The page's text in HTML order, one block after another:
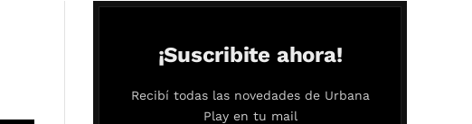
¡Suscribite ahora!
Recibí todas las novedades de Urbana
Play en tu mail